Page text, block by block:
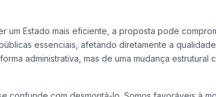
um Estado mais eficiente, a proposta pode
essenciais, afetando diretamente a
administrativa, mas de uma mudança estrutural